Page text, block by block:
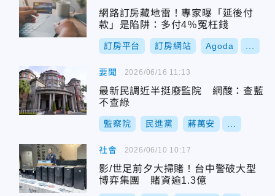
網路訂房藏地雷！專家曝「延後付
款」是陷阱：多付4％冤枉錢
訂房平台 訂房網站 Agoda
要聞
最新民調近半挺廢監院 網酸：查藍
不查綠
監察院 民進黨 蔣萬安
2026/06/16 11:13
社會
影/世足前夕大掃賭！台中警破大型
博弈集團 賭資逾1.3億
2026/06/10 10:17